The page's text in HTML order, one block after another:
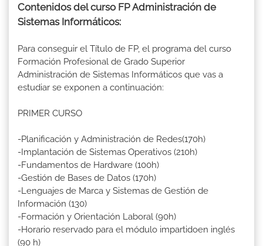
Contenidos del curso FP Administración de
Sistemas Informáticos:
Para conseguir el Título de FP, el programa del curso
Formación Profesional de Grado Superior
Administración de Sistemas Informáticos que vas a
estudiar se exponen a continuación:
PRIMER CURSO
-Planificación y Administración de Redes(170h)
-Implantación de Sistemas Operativos (210h)
-Fundamentos de Hardware (100h)
-Gestión de Bases de Datos (170h)
-Lenguajes de Marca y Sistemas de Gestión de
Información (130)
-Formación y Orientación Laboral (90h)
-Horario reservado para el módulo impartidoen inglés
(90 h)